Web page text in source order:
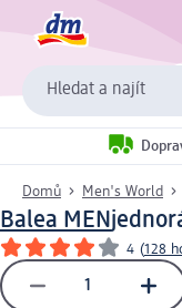
Hledat a najít
Domů Men's World
Balea MEN
4 (128